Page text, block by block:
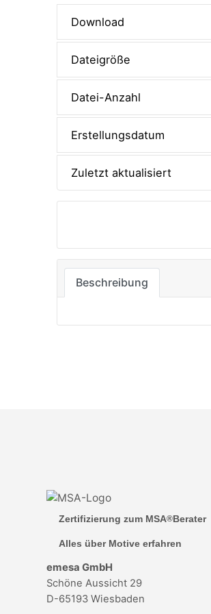
Download
Dateigröße
Datei-Anzahl
Erstellungsdatum
Zuletzt aktualisiert
Beschreibung
Zertifizierung zum MSA®Berater
Alles über Motive erfahren
emesa GmbH
Schöne Aussicht 29
D-65193 Wiesbaden